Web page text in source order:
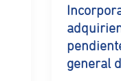
general